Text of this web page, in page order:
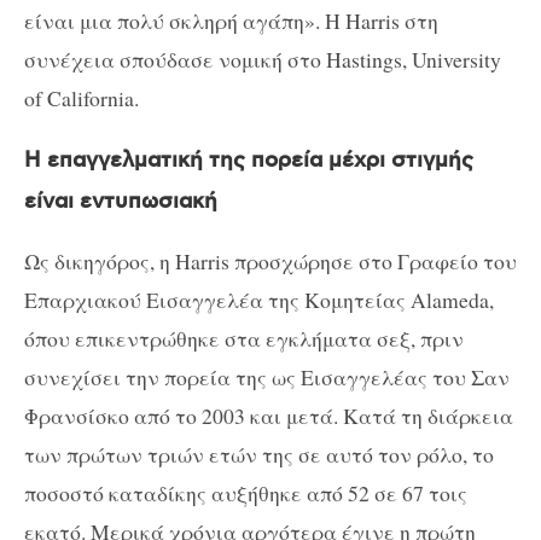
είναι μια πολύ σκληρή αγάπη». Η Harris στη
συνέχεια σπούδασε νομική στο Hastings, University
of California.
Η επαγγελματική της πορεία μέχρι στιγμής
είναι εντυπωσιακή
Ως δικηγόρος, η Harris προσχώρησε στο Γραφείο του
Επαρχιακού Εισαγγελέα της Κομητείας Alameda,
όπου επικεντρώθηκε στα εγκλήματα σεξ, πριν
συνεχίσει την πορεία της ως Εισαγγελέας του Σαν
Φρανσίσκο από το 2003 και μετά. Κατά τη διάρκεια
των πρώτων τριών ετών της σε αυτό τον ρόλο, το
ποσοστό καταδίκης αυξήθηκε από 52 σε 67 τοις
εκατό. Μερικά χρόνια αργότερα έγινε η πρώτη